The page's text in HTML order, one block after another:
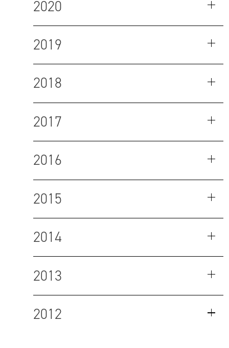
2020
2019
2018
2017
2016
2015
2014
2013
2012